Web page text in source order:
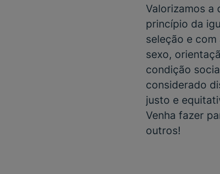
Valorizamos a
princípio da
seleção e
sexo,
condição
considerado
justo e
Venha fazer
outros!